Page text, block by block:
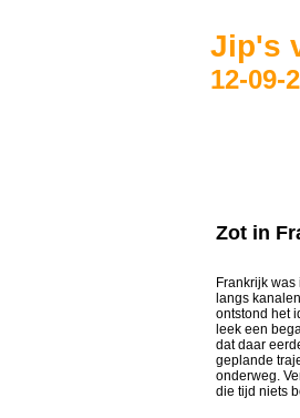
Jip's
12-09-
Zot in
Frankrijk
langs
ontstond het
leek een
dat daar
geplande
onderweg.
die tijd niets